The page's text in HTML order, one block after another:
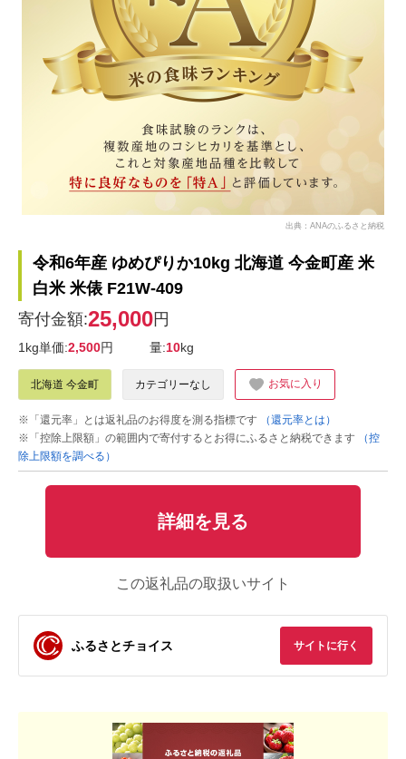
出典：ANAのふるさと納税
令和6年産 ゆめぴりか10kg 北海道 今金町産 米
白米 米俵 F21W-409
寄付金額:25,000円
1kg単価:2,500円 量:10kg
北海道 今金町 カテゴリーなし お気に入り
※「還元率」とは返礼品のお得度を測る指標です
（還元率とは）
※「控除上限額」の範囲内で寄付するとお得にふるさと納税できます
（控
除上限額を調べる）
詳細を見る
この返礼品の取扱いサイト
ふるさとチョイス サイトに行く